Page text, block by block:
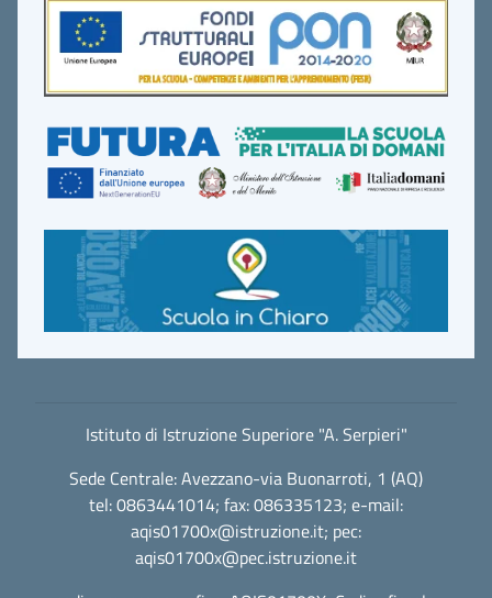
Istituto di Istruzione Superiore "A. Serpieri"
Sede Centrale: Avezzano-via Buonarroti, 1 (AQ)
tel: 0863441014; fax: 086335123; e-mail:
aqis01700x@istruzione.it; pec:
aqis01700x@pec.istruzione.it